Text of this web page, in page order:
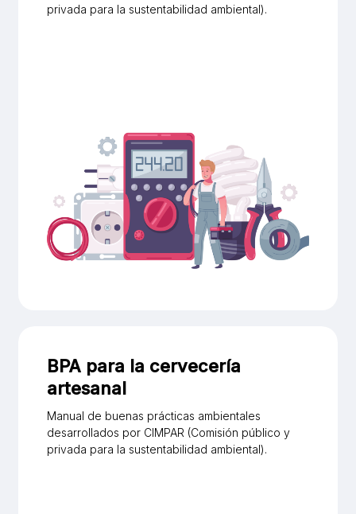
privada para la sustentabilidad ambiental).
BPA para la cervecería
artesanal
Manual de buenas prácticas ambientales
desarrollados por CIMPAR (Comisión público y
privada para la sustentabilidad ambiental).